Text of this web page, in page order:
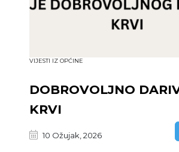
VIJESTI IZ OPĆINE
DOBROVOLJNO
KRVI
10 Ožujak, 2026